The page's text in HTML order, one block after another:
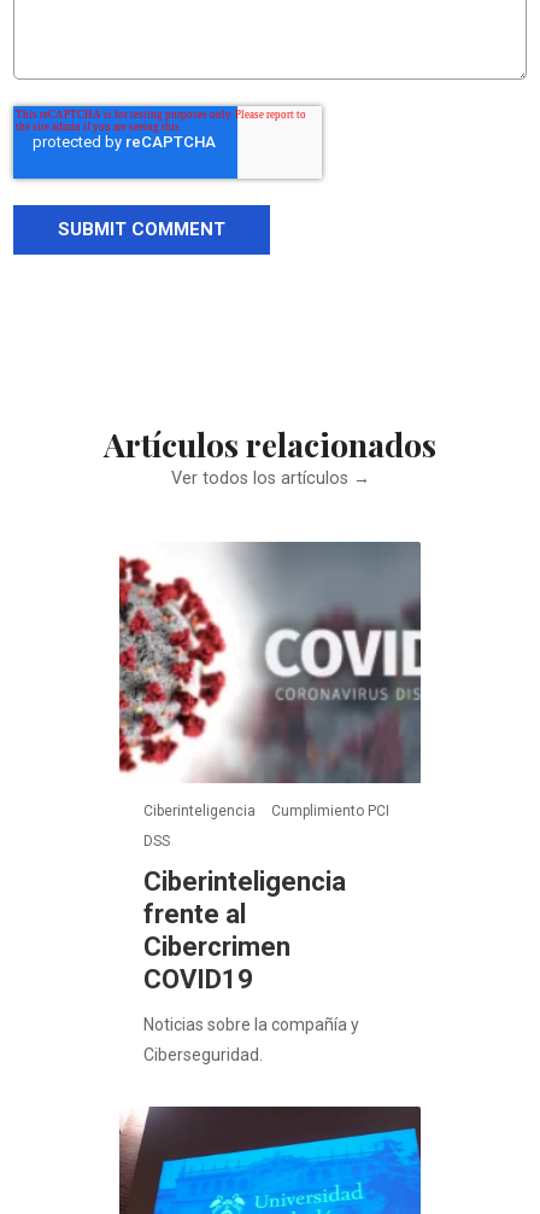
Artículos relacionados
Ver todos los artículos →
Ciberinteligencia
Cumplimiento PCI
DSS
Ciberinteligencia
frente al
Cibercrimen
COVID19
Noticias sobre la compañía y
Ciberseguridad.